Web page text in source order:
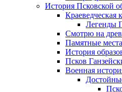
История Псковской
Краеведческая
Легенды
Смотрю на
Памятные места
История
Псков
Военная